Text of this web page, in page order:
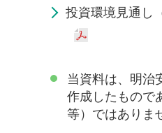
投資環境見通し
当資料は、明治
作成したもので
等）ではありま